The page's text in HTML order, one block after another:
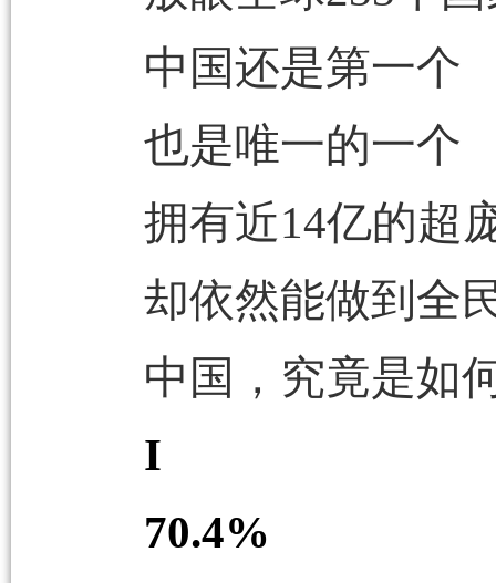
中国还是第一个
也是唯一的一个
拥有近14亿的超
却依然能做到全
中国，究竟是如
I
70.4%